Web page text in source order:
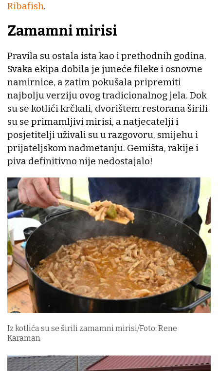
Ribafish.
Zamamni mirisi
Pravila su ostala ista kao i prethodnih godina.
Svaka ekipa dobila je juneće fileke i osnovne
namirnice, a zatim pokušala pripremiti
najbolju verziju ovog tradicionalnog jela. Dok
su se kotlići krčkali, dvorištem restorana širili
su se primamljivi mirisi, a natjecatelji i
posjetitelji uživali su u razgovoru, smijehu i
prijateljskom nadmetanju. Gemišta, rakije i
piva definitivno nije nedostajalo!
Iz kotlića su se širili zamamni mirisi/Foto: Rene
Karaman